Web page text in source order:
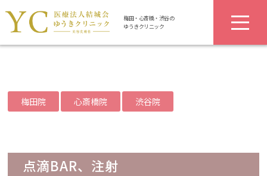
梅田・心斎橋・渋谷の
ゆうきクリニック
梅田院 心斎橋院 渋谷院
点滴BAR、注射